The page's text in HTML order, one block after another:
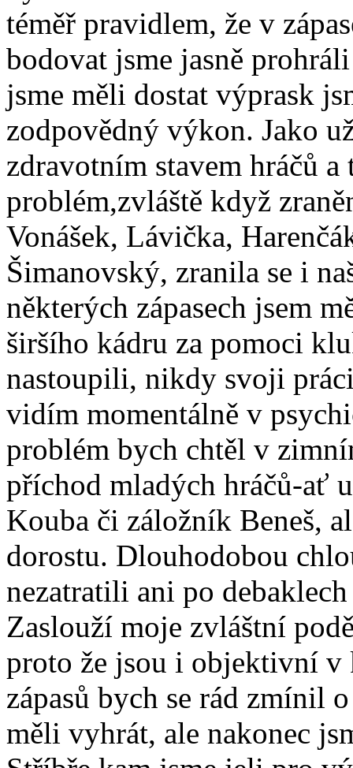
téměř pravidlem, že v
bodovat jsme jasně
jsme měli dostat výprask
zodpovědný výkon. Jako
zdravotním stavem hráčů
problém,zvláště když
Vonášek, Lávička,
Šimanovský, zranila se i
některých zápasech jsem
širšího kádru za pomoci
nastoupili, nikdy svoji
vidím momentálně v
problém bych chtěl v
příchod mladých hráčů-ať
Kouba či záložník Beneš,
dorostu. Dlouhodobou
nezatratili ani po
Zaslouží moje zvláštní
proto že jsou i objektivní
zápasů bych se rád zmínil
měli vyhrát, ale nakonec